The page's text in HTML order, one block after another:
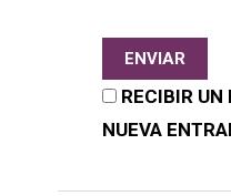
RECIBIR
NUEVA